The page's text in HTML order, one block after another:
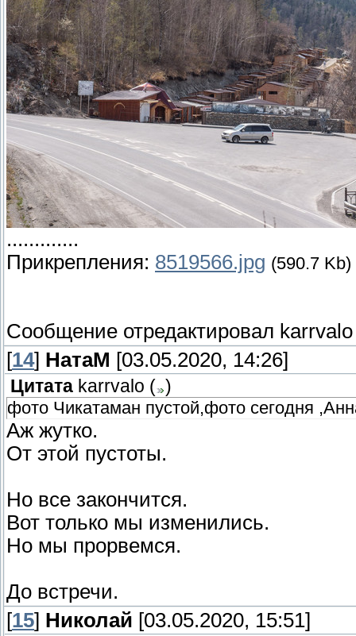
.............
Прикрепления: 8519566.jpg (590.7 Kb)
Сообщение отредактировал karrvalo
[14] НатаМ [03.05.2020, 14:26]
Цитата karrvalo ( )
фото Чикатаман пустой,фото сегодня
Аж жутко.
От этой пустоты.
Но все закончится.
Вот только мы изменились.
Но мы прорвемся.
До встречи.
[15] Николай [03.05.2020, 15:51]